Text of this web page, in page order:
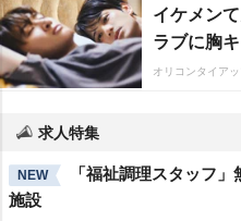
イケメン
ラブに胸
オリコンタイア
求人特集
NEW
「福祉調理スタッフ
施設